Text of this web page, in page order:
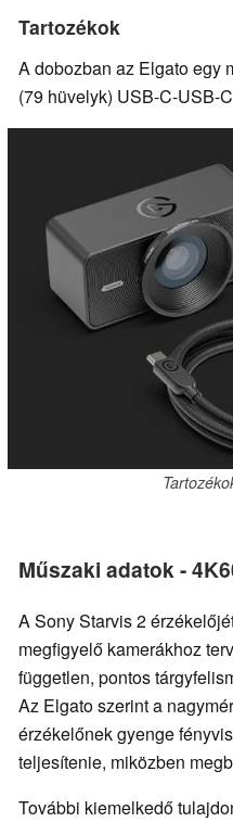
Tartozékok
A dobozban az Elgato egy
(79 hüvelyk) USB-C-USB-
Műszaki adatok -
A Sony Starvis 2
megfigyelő kamerákhoz
független, pontos
Az Elgato szerint a
érzékelőnek gyenge
teljesítenie, miközben
További kiemelkedő